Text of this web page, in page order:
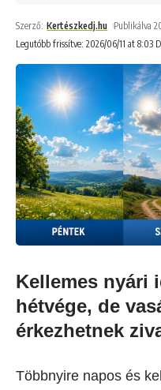
Legutóbb frissítve: 2026/06/11 at 8:03
Szerző: Kertészkedj.hu Publikálva
Kellemes nyári
hétvége, de
érkezhetnek
Többnyire napos és